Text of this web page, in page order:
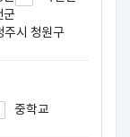
군
주시 청원구
중학교